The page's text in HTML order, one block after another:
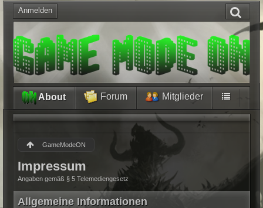
Anmelden
About Forum Mitglieder
GameModeON
Impressum
Angaben gemäß § 5 Telemediengesetz
Allgemeine Informationen